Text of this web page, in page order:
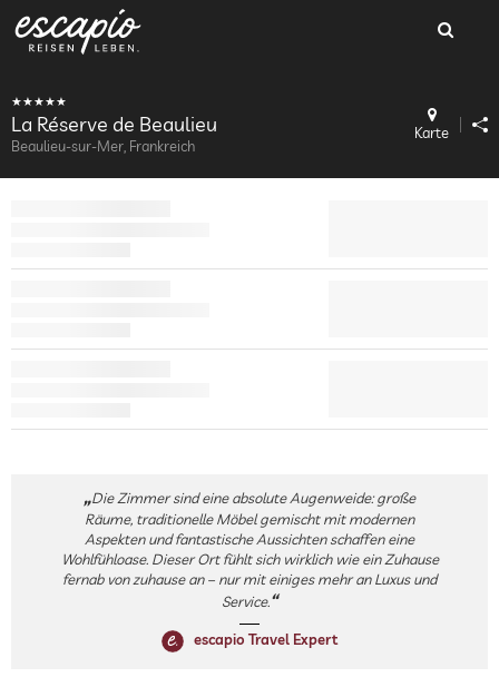
La Réserve de Beaulieu
Beaulieu-sur-Mer, Frankreich
Karte
Die Zimmer sind eine absolute Augenweide: große
Räume, traditionelle Möbel gemischt mit modernen
Aspekten und fantastische Aussichten schaffen eine
Wohlfühloase. Dieser Ort fühlt sich wirklich wie ein Zuhause
fernab von zuhause an – nur mit einiges mehr an Luxus und
Service.
escapio Travel Expert